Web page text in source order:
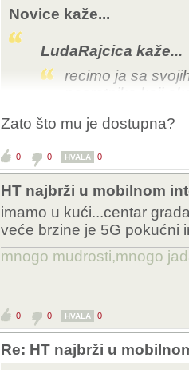
Novice kaže...
LudaRajcica kaže...
recimo ja sa
nesretnika koji
Zato što mu je dostupna?
0 0 HVALA 0
HT najbrži u mobilnom
imamo u kući...centar
veće brzine je 5G pokućni
mnogo mudrosti,mnogo
0 0 HVALA 0
Re: HT najbrži u